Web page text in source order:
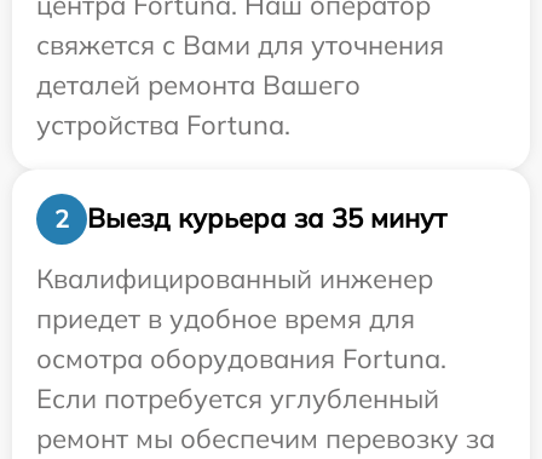
свяжется с Вами для уточнения
деталей ремонта Вашего
устройства Fortuna.
2
Выезд курьера за 35 минут
Квалифицированный инженер
приедет в удобное время для
осмотра оборудования Fortuna.
Если потребуется углубленный
ремонт мы обеспечим перевозку за